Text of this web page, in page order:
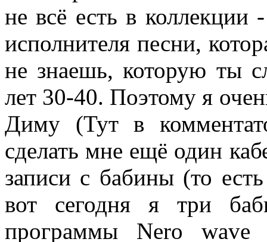
не всё есть в коллекции
исполнителя песни,
не знаешь, которую ты
лет 30-40. Поэтому я
Диму (Тут в
сделать мне ещё один
записи с бабины (то
вот сегодня я три
программы Nero